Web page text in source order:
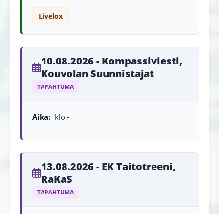
Livelox
10.08.2026 - Kompassiviesti,
Kouvolan Suunnistajat
TAPAHTUMA
Aika: klo -
13.08.2026 - EK Taitotreeni,
RaKaS
TAPAHTUMA